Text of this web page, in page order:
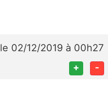
le 02/12/2019 à 00h27
+ -